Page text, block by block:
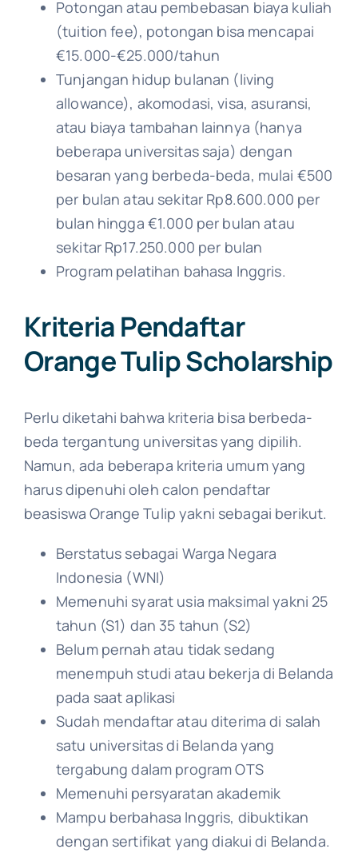
Potongan atau pembebasan biaya kuliah
(tuition fee), potongan bisa mencapai
€15.000-€25.000/tahun
Tunjangan hidup bulanan (living
allowance), akomodasi, visa, asuransi,
atau biaya tambahan lainnya (hanya
beberapa universitas saja) dengan
besaran yang berbeda-beda, mulai €500
per bulan atau sekitar Rp8.600.000 per
bulan hingga €1.000 per bulan atau
sekitar Rp17.250.000 per bulan
Program pelatihan bahasa Inggris.
Kriteria Pendaftar
Orange Tulip Scholarship​
Perlu diketahi bahwa kriteria bisa berbeda-
beda tergantung universitas yang dipilih.
Namun, ada beberapa kriteria umum yang
harus dipenuhi oleh calon pendaftar
beasiswa Orange Tulip yakni sebagai berikut.
Berstatus sebagai Warga Negara
Indonesia (WNI)
Memenuhi syarat usia maksimal yakni 25
tahun (S1) dan 35 tahun (S2)
Belum pernah atau tidak sedang
menempuh studi atau bekerja di Belanda
pada saat aplikasi
Sudah mendaftar atau diterima di salah
satu universitas di Belanda yang
tergabung dalam program OTS
Memenuhi persyaratan akademik
Mampu berbahasa Inggris, dibuktikan
dengan sertifikat yang diakui di Belanda.